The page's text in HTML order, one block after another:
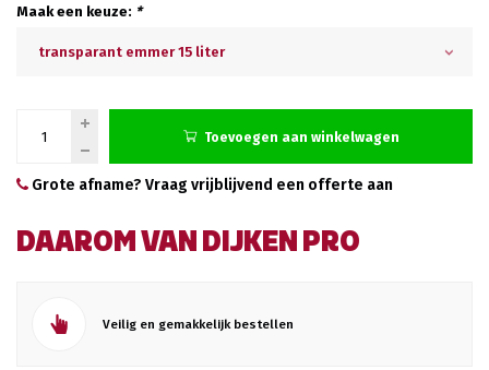
Maak een keuze: *
transparant emmer 15 liter
Toevoegen aan winkelwagen
Grote afname? Vraag vrijblijvend een offerte aan
DAAROM VAN DIJKEN PRO
Veilig en gemakkelijk bestellen